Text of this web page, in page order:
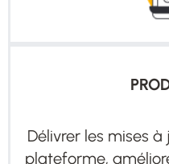
Délivrer les mises
plateforme,